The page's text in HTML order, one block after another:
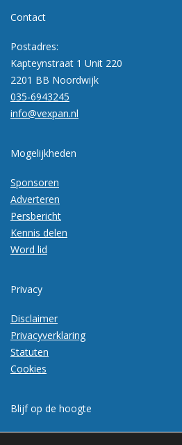
Contact
Postadres:
Kapteynstraat 1 Unit 220
2201 BB Noordwijk
035-6943245
info@vexpan.nl
Mogelijkheden
Sponsoren
Adverteren
Persbericht
Kennis delen
Word lid
Privacy
Disclaimer
Privacyverklaring
Statuten
Cookies
Blijf op de hoogte